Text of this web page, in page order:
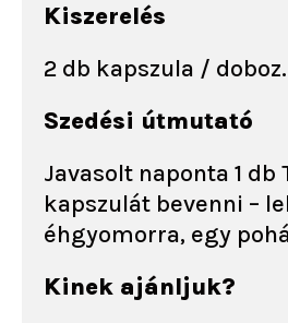
Kiszerelés
2 db kapszula / doboz.
Szedési útmutató
Javasolt naponta 1 db
kapszulát bevenni –
éhgyomorra, egy
Kinek ajánljuk?